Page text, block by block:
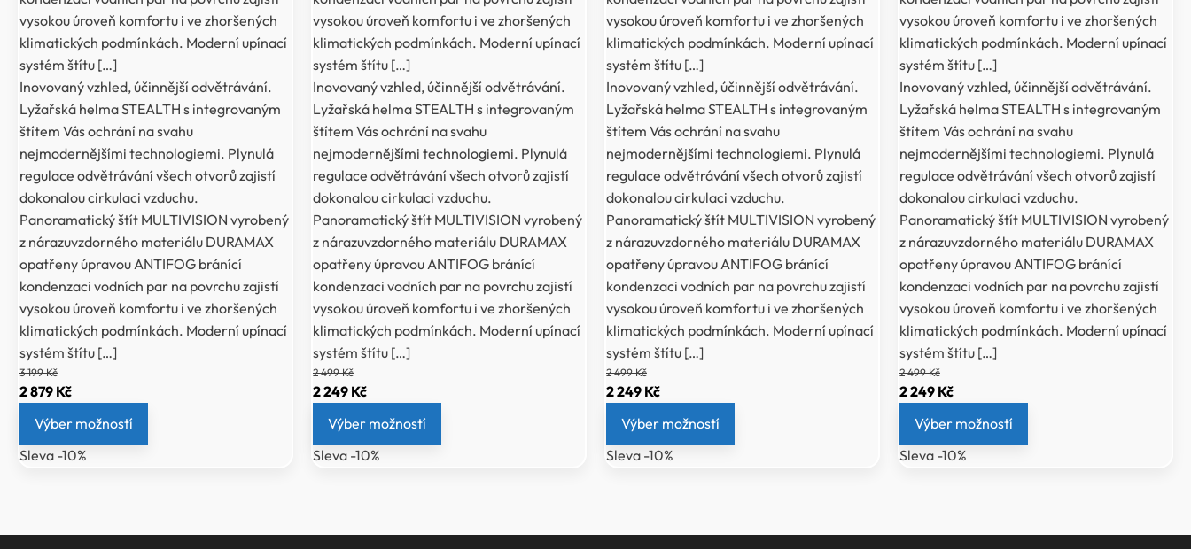
vysokou úroveň komfortu i ve zhoršených
klimatických podmínkách. Moderní upínací
systém štítu […]
Inovovaný vzhled, účinnější odvětrávání.
Lyžařská helma STEALTH s integrovaným
štítem Vás ochrání na svahu
nejmodernějšími technologiemi. Plynulá
regulace odvětrávání všech otvorů zajistí
dokonalou cirkulaci vzduchu.
Panoramatický štít MULTIVISION vyrobený
z nárazuvzdorného materiálu DURAMAX
opatřeny úpravou ANTIFOG bránící
kondenzaci vodních par na povrchu zajistí
vysokou úroveň komfortu i ve zhoršených
klimatických podmínkách. Moderní upínací
systém štítu […]
3 199Kč
Původní
byla:
3
2 879 KčAktuální
je:
2
Výber možností
Sleva -10%
vysokou úroveň komfortu i ve zhoršených
klimatických podmínkách. Moderní upínací
systém štítu […]
Inovovaný vzhled, účinnější odvětrávání.
Lyžařská helma STEALTH s integrovaným
štítem Vás ochrání na svahu
nejmodernějšími technologiemi. Plynulá
regulace odvětrávání všech otvorů zajistí
dokonalou cirkulaci vzduchu.
Panoramatický štít MULTIVISION vyrobený
z nárazuvzdorného materiálu DURAMAX
opatřeny úpravou ANTIFOG bránící
kondenzaci vodních par na povrchu zajistí
vysokou úroveň komfortu i ve zhoršených
klimatických podmínkách. Moderní upínací
systém štítu […]
2 499Kč
Původní
byla:
2
2 249 KčAktuální
je:
2
Výber možností
Sleva -10%
vysokou úroveň komfortu i ve zhoršených
klimatických podmínkách. Moderní upínací
systém štítu […]
Inovovaný vzhled, účinnější odvětrávání.
Lyžařská helma STEALTH s integrovaným
štítem Vás ochrání na svahu
nejmodernějšími technologiemi. Plynulá
regulace odvětrávání všech otvorů zajistí
dokonalou cirkulaci vzduchu.
Panoramatický štít MULTIVISION vyrobený
z nárazuvzdorného materiálu DURAMAX
opatřeny úpravou ANTIFOG bránící
kondenzaci vodních par na povrchu zajistí
vysokou úroveň komfortu i ve zhoršených
klimatických podmínkách. Moderní upínací
systém štítu […]
2 499Kč
Původní
byla:
2
2 249 KčAktuální
je:
2
Výber možností
Sleva -10%
vysokou úroveň komfortu i ve zhoršených
klimatických podmínkách. Moderní upínací
systém štítu […]
Inovovaný vzhled, účinnější odvětrávání.
Lyžařská helma STEALTH s integrovaným
štítem Vás ochrání na svahu
nejmodernějšími technologiemi. Plynulá
regulace odvětrávání všech otvorů zajistí
dokonalou cirkulaci vzduchu.
Panoramatický štít MULTIVISION vyrobený
z nárazuvzdorného materiálu DURAMAX
opatřeny úpravou ANTIFOG bránící
kondenzaci vodních par na povrchu zajistí
vysokou úroveň komfortu i ve zhoršených
klimatických podmínkách. Moderní upínací
systém štítu […]
2 499Kč
Původní
byla:
2
2 249 KčAktuální
je:
2
Výber možností
Sleva -10%